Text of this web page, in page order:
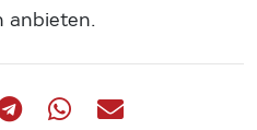
anbieten.